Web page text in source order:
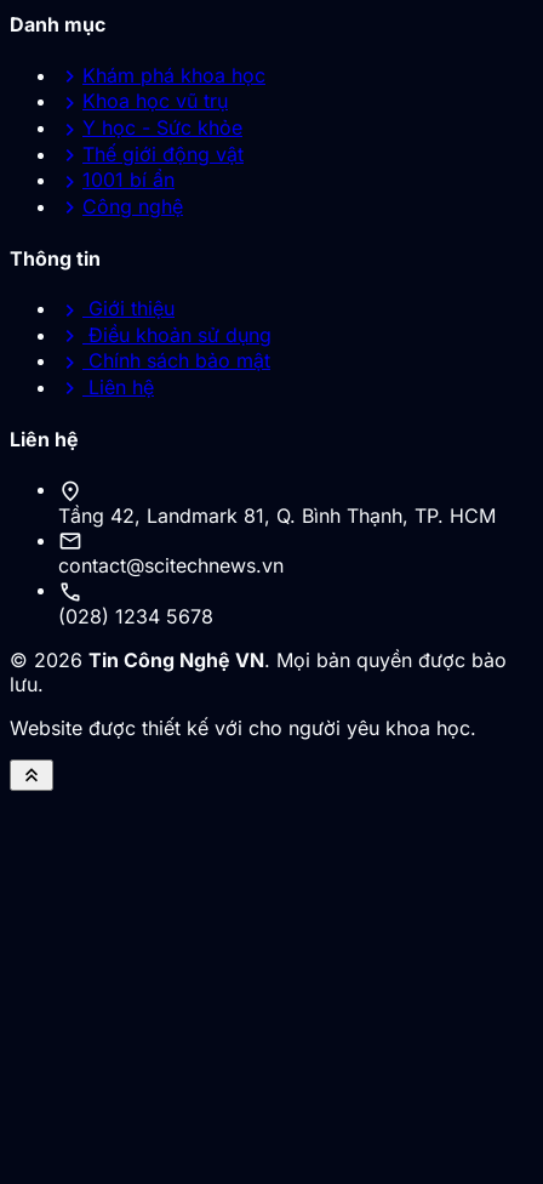
Danh mục
chevron_right Khám phá khoa học
chevron_right Khoa học vũ trụ
chevron_right Y học - Sức khỏe
chevron_right Thế giới động vật
chevron_right 1001 bí ẩn
chevron_right Công nghệ
Thông tin
chevron_right Giới thiệu
chevron_right Điều khoản sử dụng
chevron_right Chính sách bảo mật
chevron_right Liên hệ
Liên hệ
location_on
Tầng 42, Landmark 81, Q. Bình Thạnh, TP. HCM
mail
contact@scitechnews.vn
call
(028) 1234 5678
© 2026 Tin Công Nghệ VN. Mọi bản quyền được bảo
lưu.
Website được thiết kế với cho người yêu khoa học.
keyboard_double_arrow_up